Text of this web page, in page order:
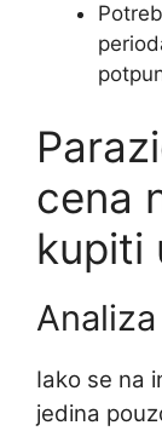
cena
kupiti
Iako se na
jedina